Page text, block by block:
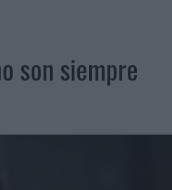
ORIGEN BARCELONÉS
DE MARCA EN IBIZA
DE LAS MARCAS
son siempre